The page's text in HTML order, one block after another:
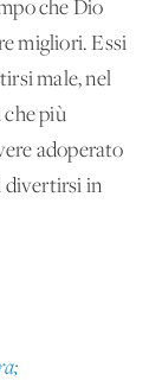
che Dio
migliori. Essi
male, nel
che più
adoperato
divertirsi in